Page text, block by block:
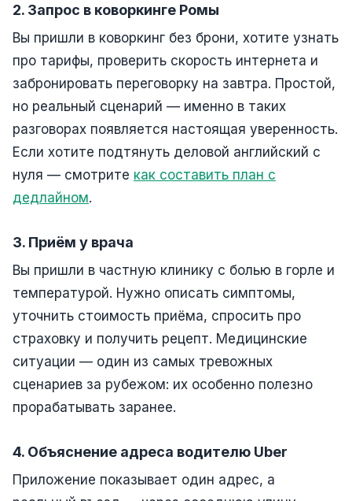
2. Запрос в коворкинге Ромы
Вы пришли в коворкинг без брони, хотите узнать
про тарифы, проверить скорость интернета и
забронировать переговорку на завтра. Простой,
но реальный сценарий — именно в таких
разговорах появляется настоящая уверенность.
Если хотите подтянуть деловой английский с
нуля — смотрите как составить план с
дедлайном.
3. Приём у врача
Вы пришли в частную клинику с болью в горле и
температурой. Нужно описать симптомы,
уточнить стоимость приёма, спросить про
страховку и получить рецепт. Медицинские
ситуации — один из самых тревожных
сценариев за рубежом: их особенно полезно
прорабатывать заранее.
4. Объяснение адреса водителю Uber
Приложение показывает один адрес, а